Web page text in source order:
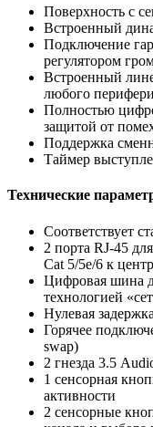
Поверхность с
Встроенный
Подключение
регулятором
Встроенный
любого
Полностью
защитой от
Поддержка
Таймер
Технические
Соответствует
2 порта RJ-45
Cat 5/5e/6 к
Цифровая шина
технологией
Нулевая
Горячее
swap)
2 гнезда 3.5
1 сенсорная
активности
2 сенсорные